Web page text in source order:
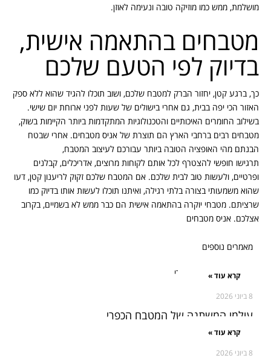
מושלמת, ממש כמו מוזיקה טובה ונעימה לאוזן.
מטבחים בהתאמה אישית,
בדיוק לפי הטעם שלכם
כך, ברגע קטן, יחזור הברק למטבח שלכם, ושוב תוכלו להגיד שהוא ללא ספק
האזור הכי יפה בבית, גם אחרי בישולים של שעות לפני ארוחת יום שישי.
בשילוב החומרים האיכותיים והטכנולוגיות המתקדמות ביותר הקיימות בשוק,
מטבחים רבים ברחבי הארץ הם תוצרת של אניס מטבחים. אחרי שבטח
הבנתם מהי האופציה הטובה ביותר עבורכם לעיצוב המטבח,
תרגישו חופשי להצטרף לכל אותם לקוחות מרוצים, אדריכלים, קבלנים
ופרטיים, ולעשות טוב לבית שלכם. אם המטבח שלכם זקוק לריענון קטן, דעו
שהוא משמעותי בצורה בלתי רגילה, ואיתנו תוכלו לעשות אותו בדיוק כמו
שרציתם. מטבחי יוקרה בהתאמה אישית הם כבר ממש לא בשמיים, בקרוב
אצלכם. אניס מטבחים
מאמרים נוספים
קרא עוד »
8 ביוני 2026
עולמו המשתנה של המטבח הכפרי
קרא עוד »
8 ביוני 2026